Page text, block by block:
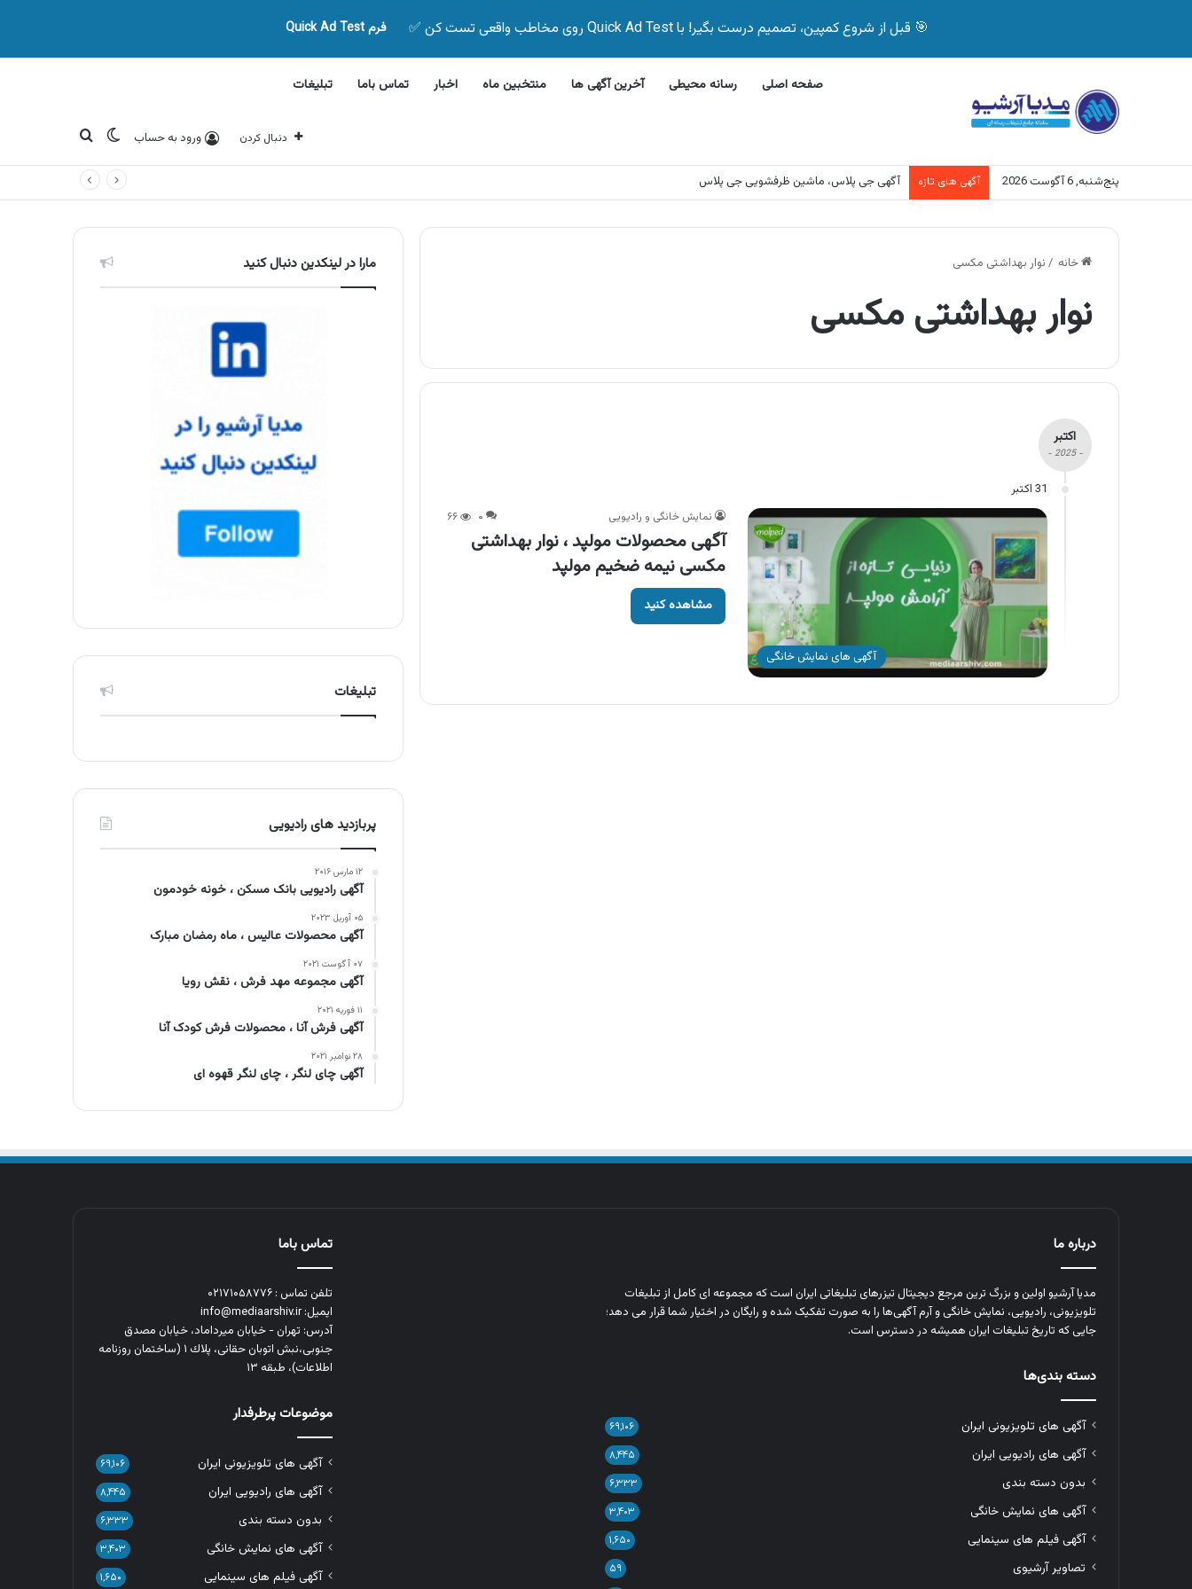
🎯 قبل از شروع کمپین، تصمیم درست بگیر! با Quick Ad Test روی مخاطب واقعی تست کن ✅ فرم Quick Ad Test
صفحه اصلی رسانه محیطی آخرین آگهی ها منتخبین ماه اخبار تماس باما تبلیغات
دنبال کردن ورود به حساب تغییر پوسته
جستجو برای
پنج‌شنبه, 6 آگوست 2026 آگهی های تازه آگهی جی پلاس، ماشین ظرفشویی جی پلاس
خانه / نوار بهداشتی مکسی
نوار بهداشتی مکسی
اکتبر
- 2025 -
31 اکتبر
آگهی های نمایش خانگی
نمایش خانگی و رادیویی ۰ ۶۶
آگهی محصولات مولپد ، نوار بهداشتی
مکسی نیمه ضخیم مولپد
مشاهده کنید
مارا در لینکدین دنبال کنید
تبلیغات
پربازدید های رادیویی
۱۲ مارس ۲۰۱۶
آگهی رادیویی بانک مسکن ، خونه خودمون
۰۵ آوریل ۲۰۲۳
آگهی محصولات عالیس ، ماه رمضان مبارک
۰۷ آگوست ۲۰۲۱
آگهی مجموعه مهد فرش ، نقش رویا
۱۱ فوریه ۲۰۲۱
آگهی فرش آنا ، محصولات فرش کودک آنا
۲۸ نوامبر ۲۰۲۱
آگهی چای لنگر ، چای لنگر قهوه ای
درباره ما
مدیا آرشیو اولین و بزرگ‌ ترین مرجع دیجیتال تیزرهای تبلیغاتی ایران است که مجموعه‌ ای کامل از تبلیغات
تلویزیونی، رادیویی، نمایش خانگی و آرم‌ آگهی‌ها را به‌ صورت تفکیک‌ شده و رایگان در اختیار شما قرار می‌ دهد؛
جایی که تاریخ تبلیغات ایران همیشه در دسترس است.
دسته بندی‌ها
آگهی های تلویزیونی ایران ۶۹,۱۰۶
آگهی های رادیویی ایران ۸,۴۴۵
بدون دسته بندی ۶,۳۳۳
آگهی های نمایش خانگی ۳,۴۰۳
آگهی فیلم های سینمایی ۱,۶۵۰
تصاویر آرشیوی ۵۹
تماس باما
تلفن تماس : ۰۲۱۷۱۰۵۸۷۷۶
ایمیل: info@mediaarshiv.ir
آدرس: تهران - خیابان میرداماد، خیابان مصدق
جنوبی،نبش اتوبان حقانی، پلاك ١ (ساختمان روزنامه
اطلاعات)، طبقه ۱۳
موضوعات پرطرفدار
آگهی های تلویزیونی ایران ۶۹,۱۰۶
آگهی های رادیویی ایران ۸,۴۴۵
بدون دسته بندی ۶,۳۳۳
آگهی های نمایش خانگی ۳,۴۰۳
آگهی فیلم های سینمایی ۱,۶۵۰